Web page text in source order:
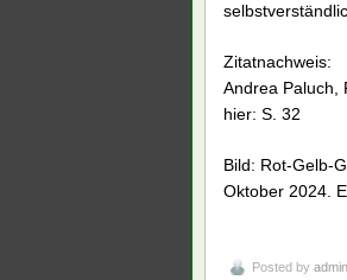
Zitatnachweis:
Andrea Paluch,
hier: S. 32
Bild: Rot-Gelb-
Oktober 2024.
Posted by admin